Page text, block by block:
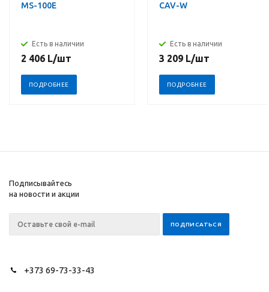
MS-100E
Есть в наличии
2 406 L/шт
ПОДРОБНЕЕ
CAV-W
Есть в наличии
3 209 L/шт
ПОДРОБНЕЕ
Подписывайтесь
на новости и акции
+373 69-73-33-43